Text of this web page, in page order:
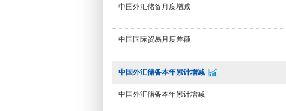
中国外汇储备月度增减
中国国际贸易月度差额
中国外汇储备本年累计增减
中国外汇储备本年累计增减